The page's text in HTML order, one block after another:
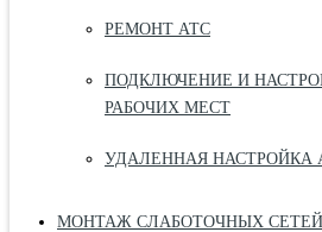
РЕМОНТ АТС
ПОДКЛЮЧЕНИЕ И
РАБОЧИХ МЕСТ
УДАЛЕННАЯ НАСТРОЙКА
МОНТАЖ СЛАБОТОЧНЫХ СЕТЕЙ